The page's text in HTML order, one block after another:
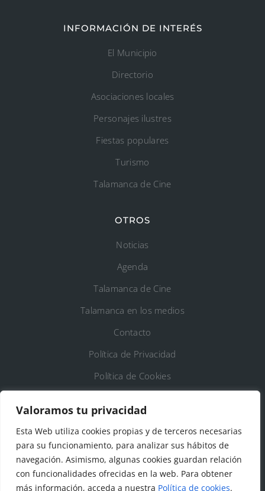
Valoramos tu privacidad
Esta Web utiliza cookies propias y de terceros necesarias
para su funcionamiento, para analizar sus hábitos de
navegación. Asimismo, algunas cookies guardan relación
con funcionalidades ofrecidas en la web. Para obtener
más información, acceda a nuestra Política de cookies.
INFORMACIÓN DE INTERÉS
El Municipio
Directorio
Asociaciones locales
Personajes ilustres
Fiestas populares
Turismo
Talamanca de Cine
OTROS
Noticias
Agenda
Talamanca de Cine
Talamanca en los medios
Contacto
Política de Privacidad
Política de Cookies
DATOS DE CONTACTO
Ayto. de Talamanca de Jarama
C/Fuente del Arca, 19 28160 Talamanca de